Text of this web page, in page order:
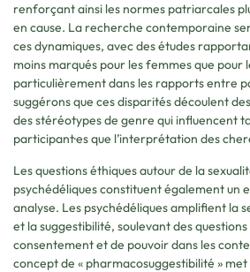
renforçant ainsi les normes patriarcales
en cause. La recherche contemporaine
ces dynamiques, avec des études
moins marqués pour les femmes que pour
particulièrement dans les rapports entre
suggérons que ces disparités découlent
des stéréotypes de genre qui influencent
participant·es que l’interprétation des
Les questions éthiques autour de la
psychédéliques constituent également un
analyse. Les psychédéliques amplifient la
et la suggestibilité, soulevant des
consentement et de pouvoir dans les
concept de « pharmacosuggestibilité »